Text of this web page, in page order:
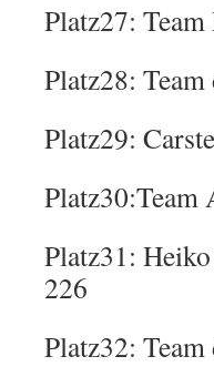
Platz27:
Platz28:
Platz29:
Platz30:Team
Platz31:
226
Platz32: